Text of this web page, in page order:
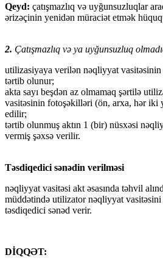
Qeyd: çatışmazlıq və uyğunsuzluqlar
ərizəçinin yenidən müraciət etmək
2. Çatışmazlıq və ya uyğunsuzluq
utilizasiyaya verilən nəqliyyat vasitəsinin
tərtib olunur;
akta sayı beşdən az olmamaq şərtilə
vasitəsinin fotoşəkilləri (ön, arxa, hər iki
edilir;
tərtib olunmuş aktın 1 (bir) nüsxəsi
vermiş şəxsə verilir.
Təsdiqedici sənədin verilməsi
nəqliyyat vasitəsi akt əsasında təhvil
müddətində utilizator nəqliyyat
təsdiqedici sənəd verir.
DİQQƏT: